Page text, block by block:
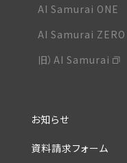
AI Samurai ONE
AI Samurai ZERO
旧）AI Samurai
お知らせ
資料請求フォーム